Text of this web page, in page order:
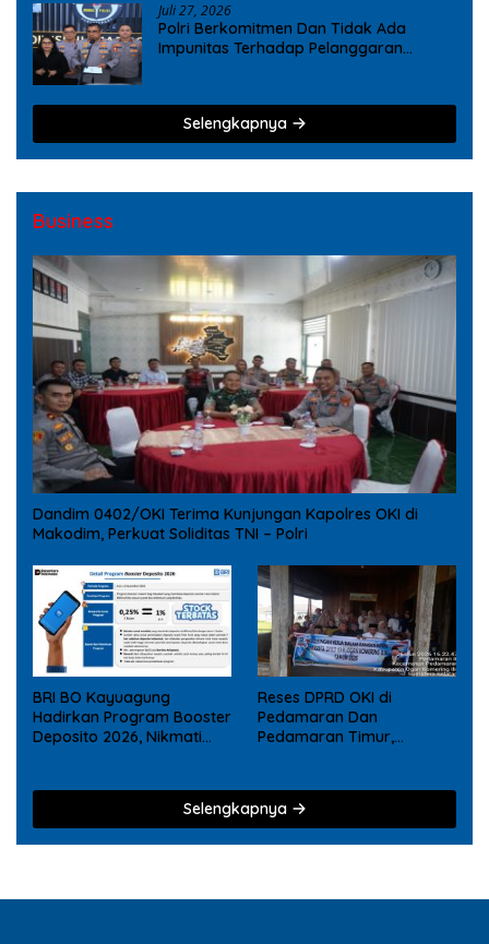
Juli 27, 2026
Polri Berkomitmen Dan Tidak Ada
Impunitas Terhadap Pelanggaran
Selengkapnya
Business
Dandim 0402/OKI Terima Kunjungan Kapolres OKI di
Makodim, Perkuat Soliditas TNI – Polri
BRI BO Kayuagung
Hadirkan Program Booster
Deposito 2026, Nikmati
Reses DPRD OKI di
Pedamaran Dan
Pedamaran Timur,
Masyarakat
Selengkapnya